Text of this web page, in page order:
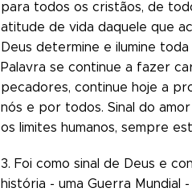
para todos os cristãos, de
atitude de vida daquele que
Deus determine e ilumine
Palavra se continue a fazer
pecadores, continue hoje a
nós e por todos. Sinal do
os limites humanos, sempre
3. Foi como sinal de Deus e
história - uma Guerra Mundial